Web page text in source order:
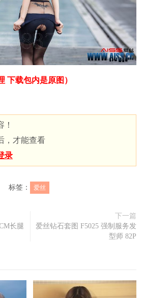
下载包内是原图）
！
，才能查看
录
标签： 爱丝
长腿
下一篇
爱丝钻石套图 F5025 强制服务发
型师 82P